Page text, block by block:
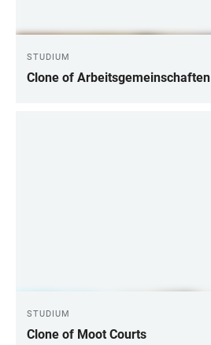
STUDIUM
Clone of Arbeitsgemeinschaften
STUDIUM
Clone of Moot Courts